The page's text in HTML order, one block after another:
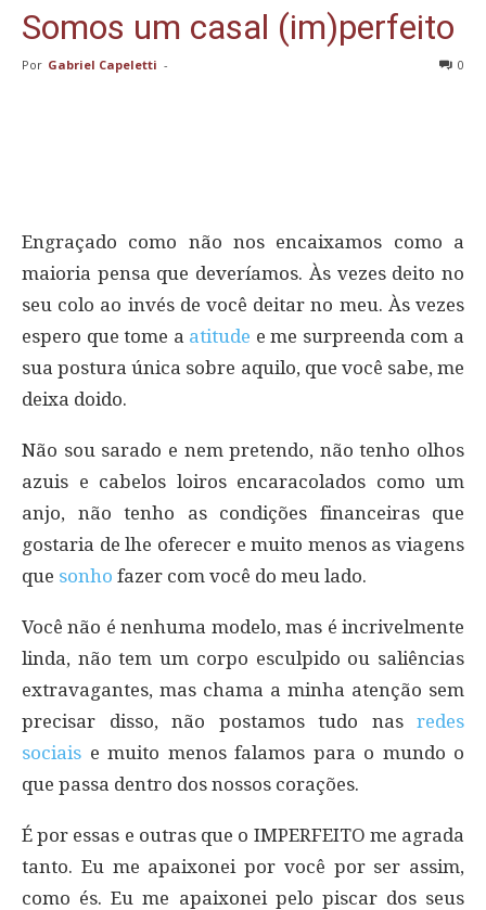
Somos um casal (im)perfeito
Por Gabriel Capeletti - 0
Engraçado como não nos encaixamos como a
maioria pensa que deveríamos. Às vezes deito no
seu colo ao invés de você deitar no meu. Às vezes
espero que tome a atitude e me surpreenda com a
sua postura única sobre aquilo, que você sabe, me
deixa doido.
Não sou sarado e nem pretendo, não tenho olhos
azuis e cabelos loiros encaracolados como um
anjo, não tenho as condições financeiras que
gostaria de lhe oferecer e muito menos as viagens
que sonho fazer com você do meu lado.
Você não é nenhuma modelo, mas é incrivelmente
linda, não tem um corpo esculpido ou saliências
extravagantes, mas chama a minha atenção sem
precisar disso, não postamos tudo nas redes
sociais e muito menos falamos para o mundo o
que passa dentro dos nossos corações.
É por essas e outras que o IMPERFEITO me agrada
tanto. Eu me apaixonei por você por ser assim,
como és. Eu me apaixonei pelo piscar dos seus